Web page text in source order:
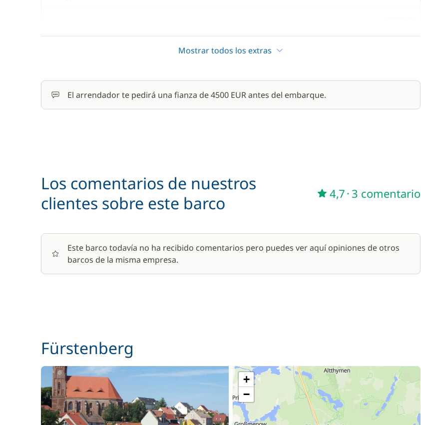
Colchón de cubierta 15,00 €
Comfort Package A partir de
Parking Coches 6,00 €
Mostrar todos los extras
El arrendador te pedirá una fianza de 4500 EUR antes del embarque.
Los comentarios de nuestros
clientes sobre este barco
4,7· 3 comentario
Este barco todavía no ha recibido comentarios pero puedes ver aquí opiniones de otros
barcos de la misma empresa.
Fürstenberg
+
−